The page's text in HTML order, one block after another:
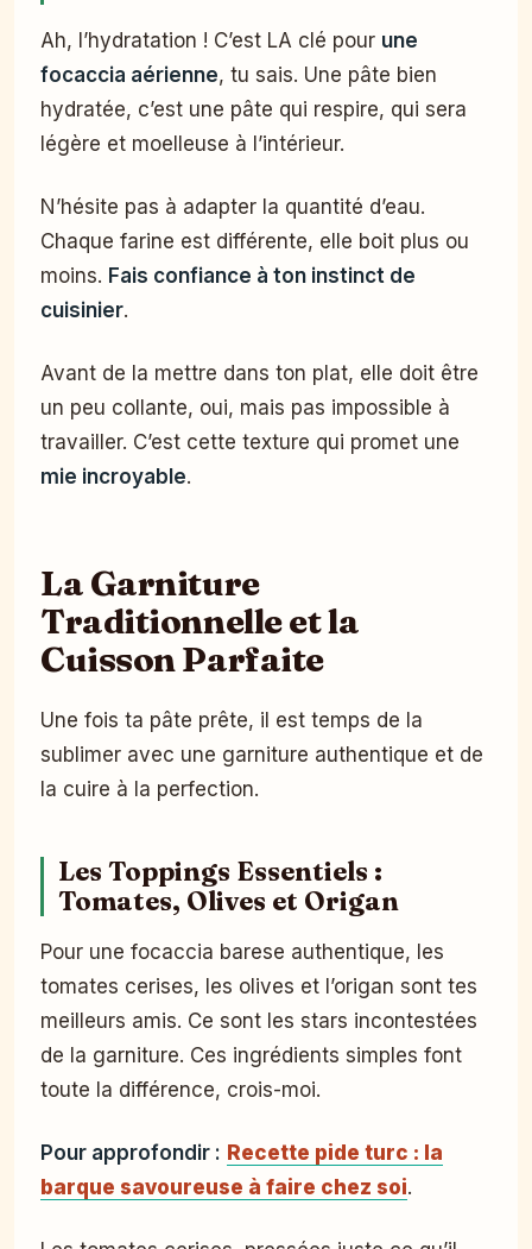
Ah, l’hydratation ! C’est LA clé pour une
focaccia aérienne, tu sais. Une pâte bien
hydratée, c’est une pâte qui respire, qui sera
légère et moelleuse à l’intérieur.
N’hésite pas à adapter la quantité d’eau.
Chaque farine est différente, elle boit plus ou
moins. Fais confiance à ton instinct de
cuisinier.
Avant de la mettre dans ton plat, elle doit être
un peu collante, oui, mais pas impossible à
travailler. C’est cette texture qui promet une
mie incroyable.
La Garniture
Traditionnelle et la
Cuisson Parfaite
Une fois ta pâte prête, il est temps de la
sublimer avec une garniture authentique et de
la cuire à la perfection.
Les Toppings Essentiels :
Tomates, Olives et Origan
Pour une focaccia barese authentique, les
tomates cerises, les olives et l’origan sont tes
meilleurs amis. Ce sont les stars incontestées
de la garniture. Ces ingrédients simples font
toute la différence, crois-moi.
Pour approfondir : Recette pide turc : la
barque savoureuse à faire chez soi.